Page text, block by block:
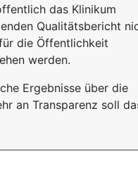
das Klinikum
Qualitätsbericht
die Öffentlichkeit
werden.
Ergebnisse über die
an Transparenz soll